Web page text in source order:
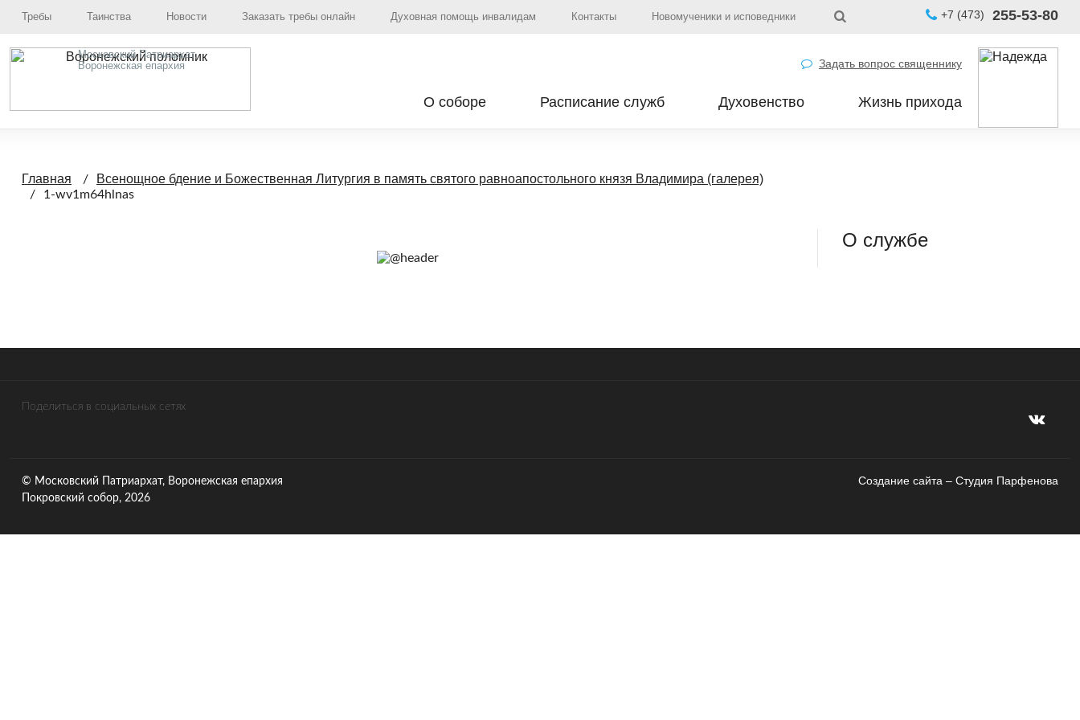
Требы Таинства Новости Заказать требы онлайн Духовная помощь инвалидам Контакты Новомученики и исповедники +7 (473) 255-53-80
Московский Патриархат,
Воронежская епархия
Задать вопрос священнику
О соборе Расписание служб Духовенство Жизнь прихода
Главная Всенощное бдение и Божественная Литургия в память святого равноапостольного князя Владимира (галерея)
1-wv1m64hlnas
О службе
Поделиться в социальных сетях
© Московский Патриархат, Воронежcкая епархия
Покровский собор, 2026
Создание сайта – Cтудия Парфенова